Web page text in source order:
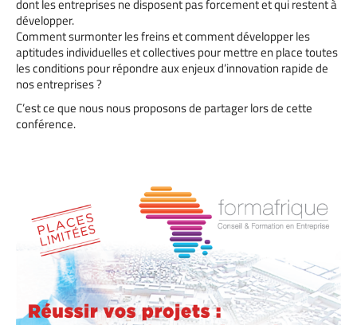
dont les entreprises ne disposent pas forcement et qui restent à
développer.
Comment surmonter les freins et comment développer les
aptitudes individuelles et collectives pour mettre en place toutes
les conditions pour répondre aux enjeux d’innovation rapide de
nos entreprises ?
C’est ce que nous nous proposons de partager lors de cette
conférence.